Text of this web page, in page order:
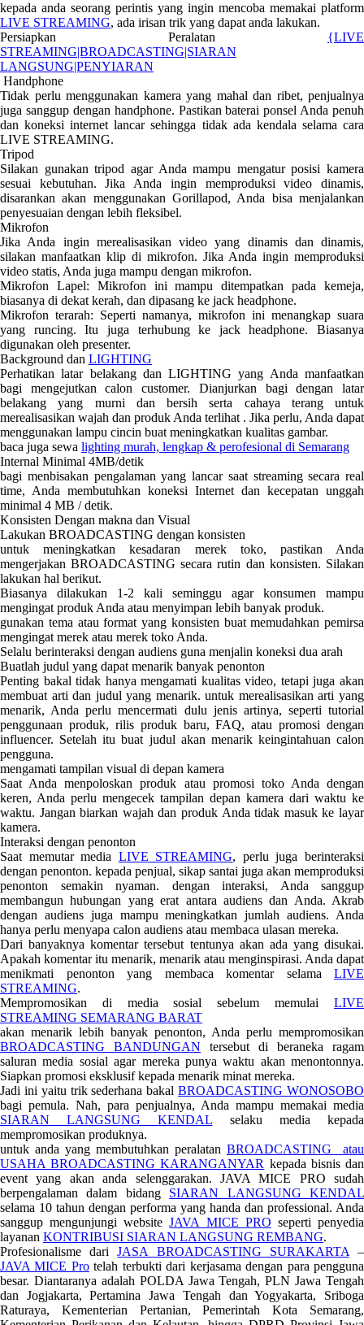
kepada anda seorang perintis yang ingin mencoba memakai platform
LIVE STREAMING, ada irisan trik yang dapat anda lakukan.
Persiapkan Peralatan {LIVE
STREAMING|BROADCASTING|SIARAN
LANGSUNG|PENYIARAN
Handphone
Tidak perlu menggunakan kamera yang mahal dan ribet, penjualnya
juga sanggup dengan handphone. Pastikan baterai ponsel Anda penuh
dan koneksi internet lancar sehingga tidak ada kendala selama cara
LIVE STREAMING.
Tripod
Silakan gunakan tripod agar Anda mampu mengatur posisi kamera
sesuai kebutuhan. Jika Anda ingin memproduksi video dinamis,
disarankan akan menggunakan Gorillapod, Anda bisa menjalankan
penyesuaian dengan lebih fleksibel.
Mikrofon
Jika Anda ingin merealisasikan video yang dinamis dan dinamis,
silakan manfaatkan klip di mikrofon. Jika Anda ingin memproduksi
video statis, Anda juga mampu dengan mikrofon.
Mikrofon Lapel: Mikrofon ini mampu ditempatkan pada kemeja,
biasanya di dekat kerah, dan dipasang ke jack headphone.
Mikrofon terarah: Seperti namanya, mikrofon ini menangkap suara
yang runcing. Itu juga terhubung ke jack headphone. Biasanya
digunakan oleh presenter.
Background dan LIGHTING
Perhatikan latar belakang dan LIGHTING yang Anda manfaatkan
bagi mengejutkan calon customer. Dianjurkan bagi dengan latar
belakang yang murni dan bersih serta cahaya terang untuk
merealisasikan wajah dan produk Anda terlihat . Jika perlu, Anda dapat
menggunakan lampu cincin buat meningkatkan kualitas gambar.
baca juga sewa lighting murah, lengkap & perofesional di Semarang
Internal Minimal 4MB/detik
bagi menbisakan pengalaman yang lancar saat streaming secara real
time, Anda membutuhkan koneksi Internet dan kecepatan unggah
minimal 4 MB / detik.
Konsisten Dengan makna dan Visual
Lakukan BROADCASTING dengan konsisten
untuk meningkatkan kesadaran merek toko, pastikan Anda
mengerjakan BROADCASTING secara rutin dan konsisten. Silakan
lakukan hal berikut.
Biasanya dilakukan 1-2 kali seminggu agar konsumen mampu
mengingat produk Anda atau menyimpan lebih banyak produk.
gunakan tema atau format yang konsisten buat memudahkan pemirsa
mengingat merek atau merek toko Anda.
Selalu berinteraksi dengan audiens guna menjalin koneksi dua arah
Buatlah judul yang dapat menarik banyak penonton
Penting bakal tidak hanya mengamati kualitas video, tetapi juga akan
membuat arti dan judul yang menarik. untuk merealisasikan arti yang
menarik, Anda perlu mencermati dulu jenis artinya, seperti tutorial
penggunaan produk, rilis produk baru, FAQ, atau promosi dengan
influencer. Setelah itu buat judul akan menarik keingintahuan calon
pengguna.
mengamati tampilan visual di depan kamera
Saat Anda menpoloskan produk atau promosi toko Anda dengan
keren, Anda perlu mengecek tampilan depan kamera dari waktu ke
waktu. Jangan biarkan wajah dan produk Anda tidak masuk ke layar
kamera.
Interaksi dengan penonton
Saat memutar media LIVE STREAMING, perlu juga berinteraksi
dengan penonton. kepada penjual, sikap santai juga akan memproduksi
penonton semakin nyaman. dengan interaksi, Anda sanggup
membangun hubungan yang erat antara audiens dan Anda. Akrab
dengan audiens juga mampu meningkatkan jumlah audiens. Anda
hanya perlu menyapa calon audiens atau membaca ulasan mereka.
Dari banyaknya komentar tersebut tentunya akan ada yang disukai.
Apakah komentar itu menarik, menarik atau menginspirasi. Anda dapat
menikmati penonton yang membaca komentar selama LIVE
STREAMING.
Mempromosikan di media sosial sebelum memulai LIVE
STREAMING SEMARANG BARAT
akan menarik lebih banyak penonton, Anda perlu mempromosikan
BROADCASTING BANDUNGAN tersebut di beraneka ragam
saluran media sosial agar mereka punya waktu akan menontonnya.
Siapkan promosi eksklusif kepada menarik minat mereka.
Jadi ini yaitu trik sederhana bakalBROADCASTING WONOSOBO
bagi pemula. Nah, para penjualnya, Anda mampu memakai media
SIARAN LANGSUNG KENDAL selaku media kepada
mempromosikan produknya.
untuk anda yang membutuhkan peralatan BROADCASTING atau
USAHA BROADCASTING KARANGANYAR kepada bisnis dan
event yang akan anda selenggarakan. JAVA MICE PRO sudah
berpengalaman dalam bidang SIARAN LANGSUNG KENDAL
selama 10 tahun dengan performa yang handa dan professional. Anda
sanggup mengunjungi websiteJAVA MICE PRO seperti penyedia
layanan KONTRIBUSI SIARAN LANGSUNG REMBANG.
Profesionalisme dariJASA BROADCASTING SURAKARTA –
JAVA MICE Protelah terbukti dari kerjasama dengan para pengguna
besar. Diantaranya adalah POLDA Jawa Tengah, PLN Jawa Tengah
dan Jogjakarta, Pertamina Jawa Tengah dan Yogyakarta, Sriboga
Raturaya, Kementerian Pertanian, Pemerintah Kota Semarang,